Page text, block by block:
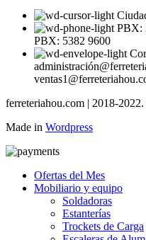
PBX:
PBX: 5382 9600
ferreteriahou.com | 2018-
Made in Wordpress
Ofertas del Mes
Mobiliario y equipo
Soldadoras
Estanterías
Trockets de Carga